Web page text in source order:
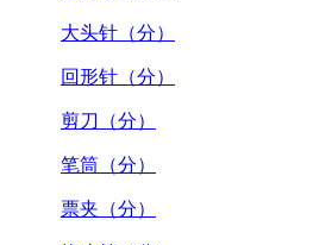
大头针（分）
回形针（分）
剪刀（分）
笔筒（分）
票夹（分）